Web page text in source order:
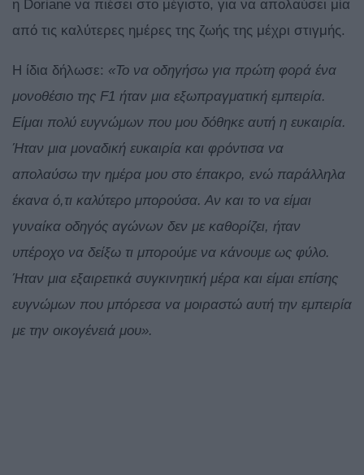
η Doriane να πιέσει στο μέγιστο, για να απολαύσει μία
από τις καλύτερες ημέρες της ζωής της μέχρι στιγμής.
Η ίδια δήλωσε: «Το να οδηγήσω για πρώτη φορά ένα
μονοθέσιο της F1 ήταν μια εξωπραγματική εμπειρία.
Είμαι πολύ ευγνώμων που μου δόθηκε αυτή η ευκαιρία.
Ήταν μια μοναδική ευκαιρία και φρόντισα να
απολαύσω την ημέρα μου στο έπακρο, ενώ παράλληλα
έκανα ό,τι καλύτερο μπορούσα. Αν και το να είμαι
γυναίκα οδηγός αγώνων δεν με καθορίζει, ήταν
υπέροχο να δείξω τι μπορούμε να κάνουμε ως φύλο.
Ήταν μια εξαιρετικά συγκινητική μέρα και είμαι επίσης
ευγνώμων που μπόρεσα να μοιραστώ αυτή την εμπειρία
με την οικογένειά μου».